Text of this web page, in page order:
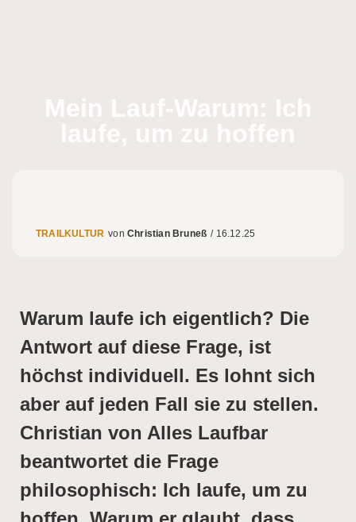
Mein Lauf-Warum: Ich
laufe, um zu hoffen
TRAILKULTUR Christian Bruneß / 16.12.25
Warum laufe ich eigentlich? Die
Antwort auf diese Frage, ist
höchst individuell. Es lohnt sich
aber auf jeden Fall sie zu stellen.
Christian von Alles Laufbar
beantwortet die Frage
philosophisch: Ich laufe, um zu